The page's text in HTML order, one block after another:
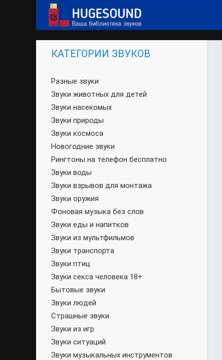
КАТЕГОРИИ ЗВУКОВ
Разные звуки
Звуки животных для детей
Звуки насекомых
Звуки природы
Звуки космоса
Новогодние звуки
Рингтоны на телефон бесплатно
Звуки воды
Звуки взрывов для монтажа
Звуки оружия
Фоновая музыка без слов
Звуки еды и напитков
Звуки из мультфильмов
Звуки транспорта
Звуки птиц
Звуки секса человека 18+
Бытовые звуки
Звуки людей
Страшные звуки
Звуки из игр
Звуки ситуаций
Звуки музыкальных инструментов